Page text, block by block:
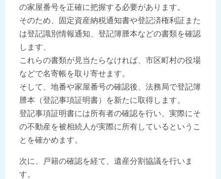
の家屋番号を正確に把握する必要があります。
そのため、固定資産納税通知書や登記済権利証また
は登記識別情報通知、登記簿謄本などの書類を確認
します、
これらの書類が見当たらなければ、市区町村の役場
などで名寄帳を取り寄せます。
そして、地番や家屋番号の確認後、法務局で登記簿
謄本（登記事項証明書）を新たに取得します。
登記事項証明書には所有者の確認を行い、実際にそ
の不動産を被相続人が実際に所有しているというこ
とを確かめます。
次に、戸籍の確認を経て、遺産分割協議を行いま
す。